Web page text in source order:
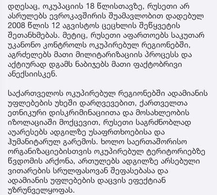
დღესაც, ოკუპაციის 18 წლისთავზე, რუსეთი არ
ასრულებს ევროკავშირის შუამავლობით დადებულ
2008 წლის 12 აგვისტოს ცეცხლის შეწყვეტის
შეთანხმებას. მეტიც, რუსეთი აფართოებს საკუთარ
უკანონო კონტროლს ოკუპირებულ რეგიონებში,
აგრძელებს მათი მილიტარიზაციის პროცესს და
აქტიურად დგამს ნაბიჯებს მათი ფაქტობრივი
ანექსიისკენ.
საქართველოს ოკუპირებულ რეგიონებში ადამიანის
უფლებების უხეში დარღვევებით, ქართველთა
ეთნიკური დისკრიმინაციითა და მოსახლეობის
იზოლაციაში მოქცევით, რუსეთი საგრძნობლად
აუარესებს ადგილზე უსაფრთხოებისა და
ჰუმანიტარულ გარემოს. ხოლო საერთაშორისო
ორგანიზაციებისთვის ოკუპირებულ ტერიტორიებზე
წვდომის არქონა, ართულებს ადგილზე არსებული
ვითარების სრულფასოვან შეფასებასა და
ადამიანის უფლებების დაცვის ეფექტიან
უზრუნველყოფას.